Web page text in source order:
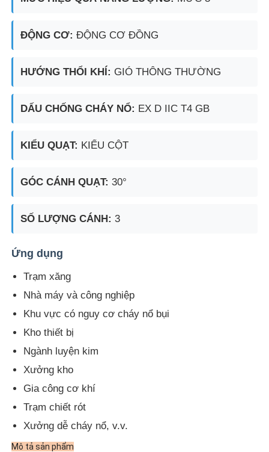
ĐỘNG CƠ: ĐỘNG CƠ ĐỒNG
HƯỚNG THỔI KHÍ: GIÓ THÔNG THƯỜNG
DẤU CHỐNG CHÁY NỔ: EX D IIC T4 GB
KIỂU QUẠT: KIỂU CỘT
GÓC CÁNH QUẠT: 30°
SỐ LƯỢNG CÁNH: 3
Ứng dụng
Trạm xăng
Nhà máy và công nghiệp
Khu vực có nguy cơ cháy nổ bụi
Kho thiết bị
Ngành luyện kim
Xưởng kho
Gia công cơ khí
Trạm chiết rót
Xưởng dễ cháy nổ, v.v.
Mô tả sản phẩm